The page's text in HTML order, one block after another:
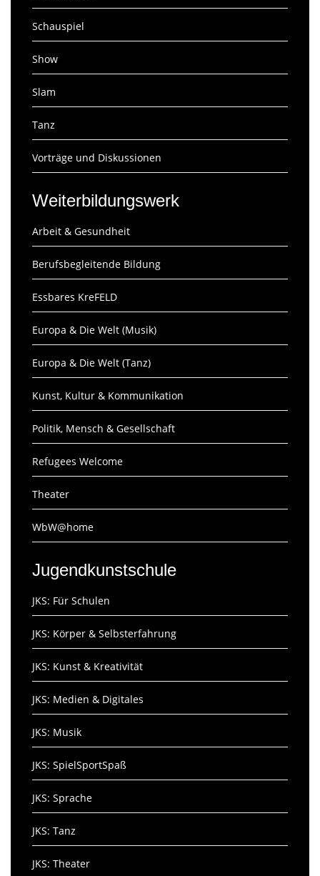
Schauspiel
Show
Slam
Tanz
Vorträge und Diskussionen
Weiterbildungswerk
Arbeit & Gesundheit
Berufsbegleitende Bildung
Essbares KreFELD
Europa & Die Welt (Musik)
Europa & Die Welt (Tanz)
Kunst, Kultur & Kommunikation
Politik, Mensch & Gesellschaft
Refugees Welcome
Theater
WbW@home
Jugendkunstschule
JKS: Für Schulen
JKS: Körper & Selbsterfahrung
JKS: Kunst & Kreativität
JKS: Medien & Digitales
JKS: Musik
JKS: SpielSportSpaß
JKS: Sprache
JKS: Tanz
JKS: Theater